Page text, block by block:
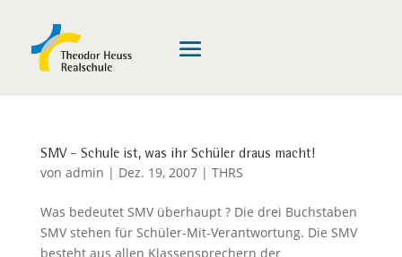
SMV – Schule ist, was ihr Schüler draus macht!
von admin | Dez. 19, 2007| THRS
Was bedeutet SMV überhaupt ? Die drei Buchstaben
SMV stehen für Schüler-Mit-Verantwortung. Die SMV
besteht aus allen Klassensprechern der